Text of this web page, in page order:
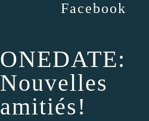
Facebook
ONEDATE:
Nouvelles
amitiés!